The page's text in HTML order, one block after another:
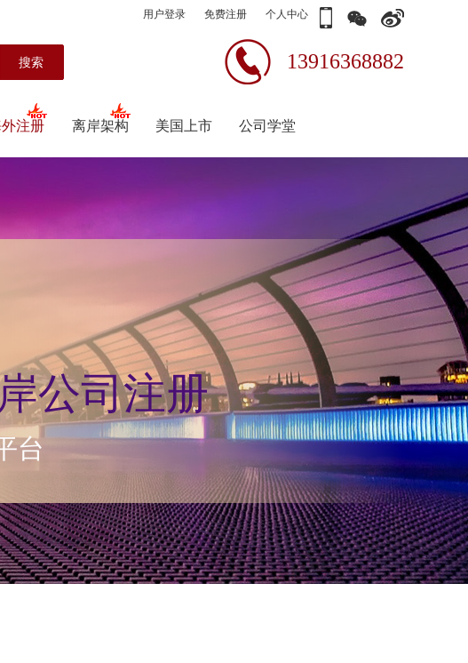
用户登录 免费注册 个人中心
搜索 13916368882
注册 离岸架构 美国上市 公司学堂
公司注册
台